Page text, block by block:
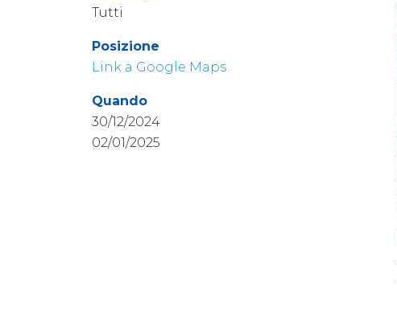
Tutti
Posizione
Link a Google Maps
Quando
30/12/2024
02/01/2025